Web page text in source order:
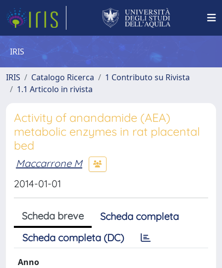
IRIS
IRIS Catalogo Ricerca
1 Contributo su Rivista
1.1 Articolo in rivista
Activity of anandamide (AEA)
metabolic enzymes in rat placental
bed
Maccarrone M
2014-01-01
Scheda breve
Scheda completa
Scheda completa (DC)
Anno